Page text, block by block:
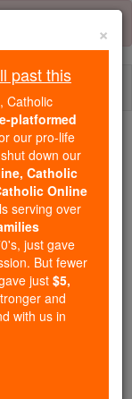
in the
you,
delivered
2.2
In an age
form
Christ.
$5 — the
×
past this
Catholic
platformed
our pro-life
down our
Catholic
Online
serving over
just gave
But fewer
just $5,
and
with us in